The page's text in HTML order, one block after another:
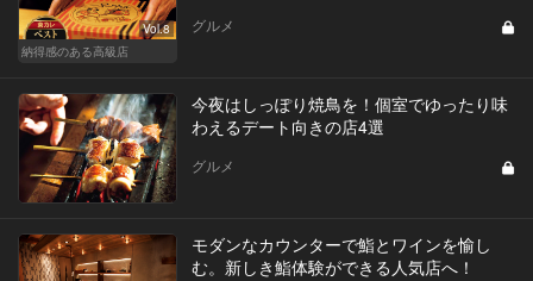
Vol.8
納得感のある高級店
グルメ
今夜はしっぽり焼鳥を！個室でゆったり味
わえるデート向きの店4選
グルメ
モダンなカウンターで鮨とワインを愉し
む。新しき鮨体験ができる人気店へ！